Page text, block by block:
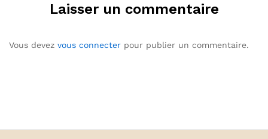
Laisser un commentaire
Vous devez vous connecter pour publier un commentaire.